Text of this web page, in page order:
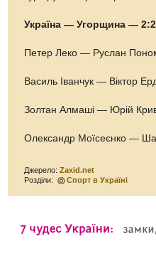
Україна — Угорщина — 2:2
Петер Леко — Руслан
Василь Іванчук — Віктор
Золтан Алмаші — Юрій
Олександр Моїсеєнко —
Джерело:Zaxid.net
Розділи:
Спорт в Україні